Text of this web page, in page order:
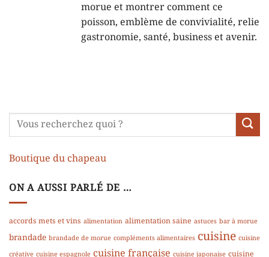
morue et montrer comment ce
poisson, emblème de convivialité, relie
gastronomie, santé, business et avenir.
Boutique du chapeau
ON A AUSSI PARLÉ DE …
accords mets et vins alimentation alimentation saine astuces bar à morue
brandade brandade de morue compléments alimentaires cuisine cuisine
créative cuisine espagnole cuisine française cuisine japonaise cuisine